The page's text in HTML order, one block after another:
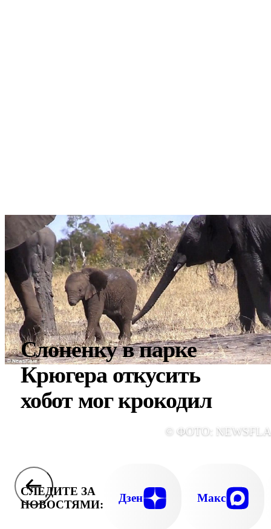
Слоненку в парке
Крюгера откусить
хобот мог крокодил
© ФОТО:
СЛЕДИТЕ ЗА
НОВОСТЯМИ:
Дзен Макс